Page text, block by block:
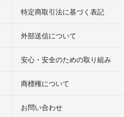
特定商取引法に基づく表記
外部送信について
安心・安全のための取り組み
商標権について
お問い合わせ